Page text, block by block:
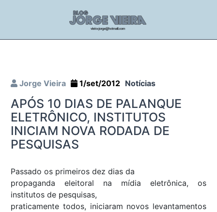
Jorge Vieira 1/set/2012 Notícias
APÓS 10 DIAS DE PALANQUE
ELETRÔNICO, INSTITUTOS
INICIAM NOVA RODADA DE
PESQUISAS
Passado os primeiros dez dias da
propaganda eleitoral na mídia eletrônica, os
institutos de pesquisas,
praticamente todos, iniciaram novos levantamentos